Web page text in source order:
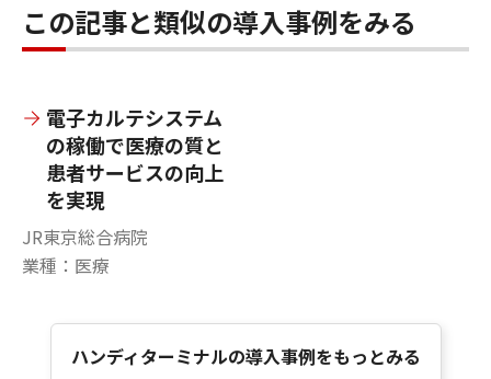
この記事と類似の導入事例をみる
電子カルテシステム
の稼働で医療の質と
患者サービスの向上
を実現
JR東京総合病院
業種：医療
ハンディターミナルの導入事例をもっとみる